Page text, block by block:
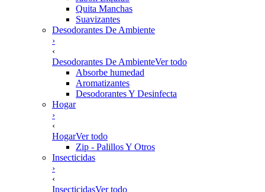
Quita Manchas
Suavizantes
Desodorantes De Ambiente
›
‹
Desodorantes De AmbienteVer todo
Absorbe humedad
Aromatizantes
Desodorantes Y Desinfecta
Hogar
›
‹
HogarVer todo
Zip - Palillos Y Otros
Insecticidas
›
‹
InsecticidasVer todo